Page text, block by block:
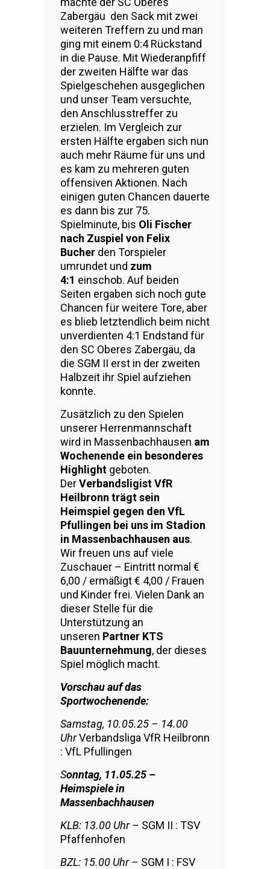
Zabergäu den Sack mit zwei
weiteren Treffern zu und man
ging mit einem 0:4 Rückstand
in die Pause. Mit Wiederanpfiff
der zweiten Hälfte war das
Spielgeschehen ausgeglichen
und unser Team versuchte,
den Anschlusstreffer zu
erzielen. Im Vergleich zur
ersten Hälfte ergaben sich nun
auch mehr Räume für uns und
es kam zu mehreren guten
offensiven Aktionen. Nach
einigen guten Chancen dauerte
es dann bis zur 75.
Spielminute, bis Oli Fischer
nach Zuspiel von Felix
Bucher den Torspieler
umrundet und zum
4:1 einschob. Auf beiden
Seiten ergaben sich noch gute
Chancen für weitere Tore, aber
es blieb letztendlich beim nicht
unverdienten 4:1 Endstand für
den SC Oberes Zabergäu, da
die SGM II erst in der zweiten
Halbzeit ihr Spiel aufziehen
konnte.
Zusätzlich zu den Spielen
unserer Herrenmannschaft
wird in Massenbachhausen am
Wochenende ein besonderes
Highlight geboten.
DerVerbandsligist VfR
Heilbronn trägt sein
Heimspiel gegen den VfL
Pfullingen bei uns im Stadion
in Massenbachhausen aus.
Wir freuen uns auf viele
Zuschauer – Eintritt normal €
6,00 / ermäßigt € 4,00 / Frauen
und Kinder frei. Vielen Dank an
dieser Stelle für die
Unterstützung an
unseren Partner KTS
Bauunternehmung, der dieses
Spiel möglich macht.
Vorschau auf das
Sportwochenende:
Samstag, 10.05.25 – 14.00
UhrVerbandsliga VfR Heilbronn
: VfL Pfullingen
Sonntag, 11.05.25 –
Heimspiele in
Massenbachhausen
KLB: 13.00 Uhr – SGM II : TSV
Pfaffenhofen
BZL: 15.00 Uhr – SGM I : FSV